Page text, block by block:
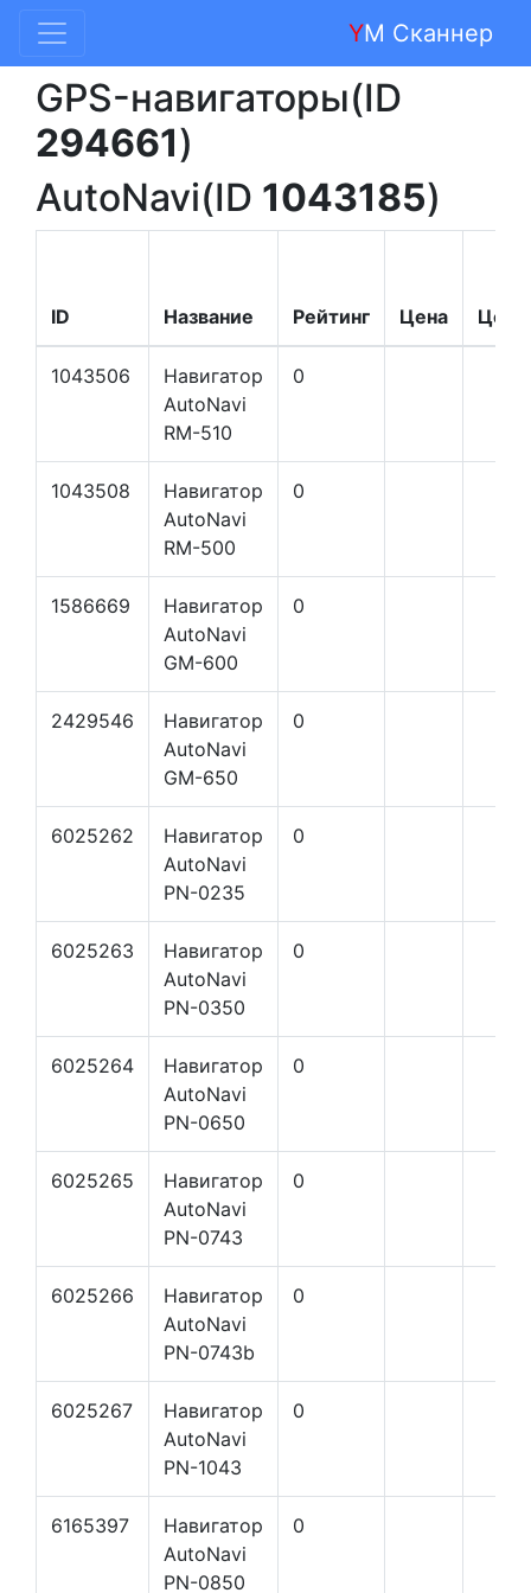
YM Сканнер
GPS-навигаторы(ID
294661)
AutoNavi(ID 1043185)
ID Название Рейтинг Цена
1043506
Навигатор
AutoNavi
RM-510
0
1043508
Навигатор
AutoNavi
RM-500
0
1586669
Навигатор
AutoNavi
GM-600
0
2429546
Навигатор
AutoNavi
GM-650
0
6025262
Навигатор
AutoNavi
PN-0235
0
6025263
Навигатор
AutoNavi
PN-0350
0
6025264
Навигатор
AutoNavi
PN-0650
0
6025265
Навигатор
AutoNavi
PN-0743
0
6025266
Навигатор
AutoNavi
PN-0743b
0
6025267
Навигатор
AutoNavi
PN-1043
0
6165397
Навигатор
AutoNavi
PN-0850
0